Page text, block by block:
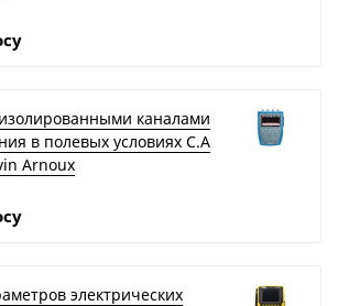
каналами
в полевых условиях C.A
Arnoux
электрических